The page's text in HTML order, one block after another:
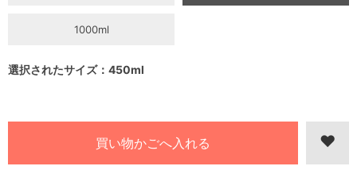
1000ml
選択されたサイズ：450ml